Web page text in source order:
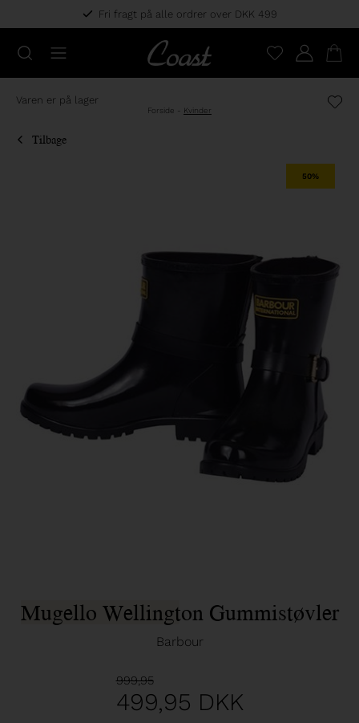
Fri fragt på alle ordrer over DKK 499
Varen er på lager
Forside - Kvinder
Tilbage
50%
Mugello Wellington Gummistøvler
Barbour
999,95
499,95 DKK